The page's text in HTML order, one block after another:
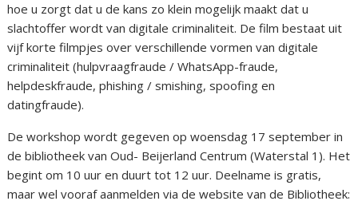
hoe u zorgt dat u de kans zo klein mogelijk maakt dat u
slachtoffer wordt van digitale criminaliteit. De film bestaat uit
vijf korte filmpjes over verschillende vormen van digitale
criminaliteit (hulpvraagfraude / WhatsApp-fraude,
helpdeskfraude, phishing / smishing, spoofing en
datingfraude).
De workshop wordt gegeven op woensdag 17 september in
de bibliotheek van Oud- Beijerland Centrum (Waterstal 1). Het
begint om 10 uur en duurt tot 12 uur. Deelname is gratis,
maar wel vooraf aanmelden via de website van de Bibliotheek: